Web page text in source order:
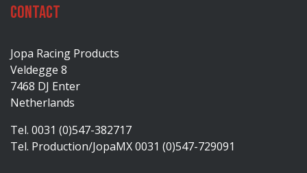
Contact
Jopa Racing Products
Veldegge 8
7468 DJ Enter
Netherlands
Tel. 0031 (0)547-382717
Tel. Production/JopaMX 0031 (0)547-729091